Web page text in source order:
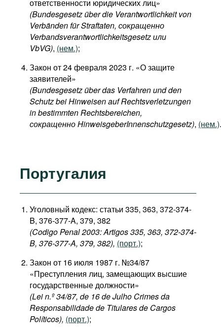
ответственности юридических лиц»
(Bundesgesetz über die Verantwortlichkeit von
Verbänden für Straftaten, сокращенно
Verbandsverantwortlichkeitsgesetz или
VbVG), (нем.);
Закон от 24 февраля 2023 г. «О защите
заявителей»
(Bundesgesetz über das Verfahren und den
Schutz bei Hinweisen auf Rechtsverletzungen
in bestimmten Rechtsbereichen,
сокращенно HinweisgeberInnenschutzgesetz), (нем.).
Португалия
Уголовный кодекс: статьи 335, 363, 372-374-
B, 376-377-A, 379, 382
(Codigo Penal 2003: Artigos 335, 363, 372-374-
B, 376-377-A, 379, 382), (порт.);
Закон от 16 июля 1987 г. №34/87
«Преступления лиц, замещающих высшие
государственные должности»
(Lei n.º 34/87, de 16 de Julho Crimes da
Responsabilidade de Titulares de Cargos
Políticos), (порт.);